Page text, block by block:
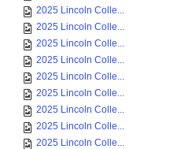
2025 Lincoln Colle...
2025 Lincoln Colle...
2025 Lincoln Colle...
2025 Lincoln Colle...
2025 Lincoln Colle...
2025 Lincoln Colle...
2025 Lincoln Colle...
2025 Lincoln Colle...
2025 Lincoln Colle...